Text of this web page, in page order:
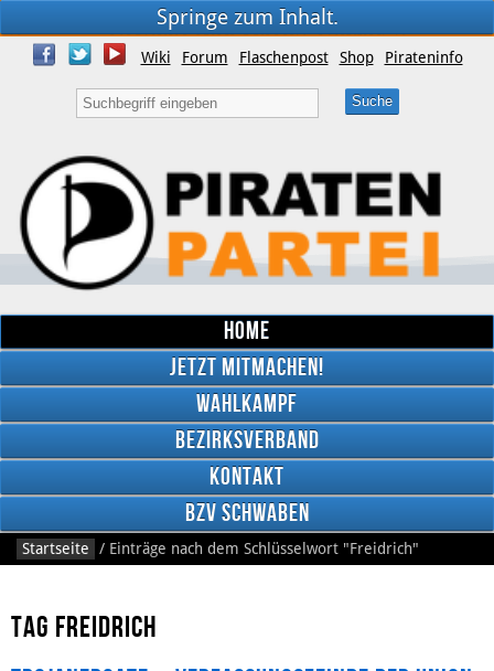
Springe zum Inhalt.
Wiki Forum Flaschenpost Shop Pirateninfo
Home
Jetzt mitmachen!
Wahlkampf
Bezirksverband
Kontakt
BzV Schwaben
Startseite / Einträge nach dem Schlüsselwort "Freidrich"
Tag Freidrich